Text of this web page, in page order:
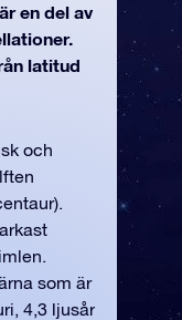
en del av
latitud
och
som är
4,3 ljusår